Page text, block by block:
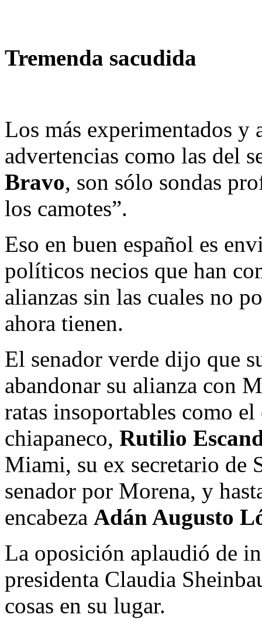
Tremenda sacudida
Los más experimentados y
advertencias como las del
Bravo, son sólo sondas
los camotes”.
Eso en buen español es
políticos necios que han
alianzas sin las cuales no
ahora tienen.
El senador verde dijo que
abandonar su alianza con
ratas insoportables como
chiapaneco, Rutilio
Miami, su ex secretario de
senador por Morena, y
encabeza Adán Augusto
La oposición aplaudió de
presidenta Claudia
cosas en su lugar.